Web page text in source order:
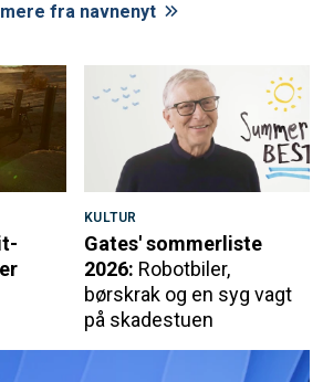
fra navnenyt
KULTUR
Gates' sommerliste
2026: Robotbiler,
børskrak og en syg vagt
på skadestuen